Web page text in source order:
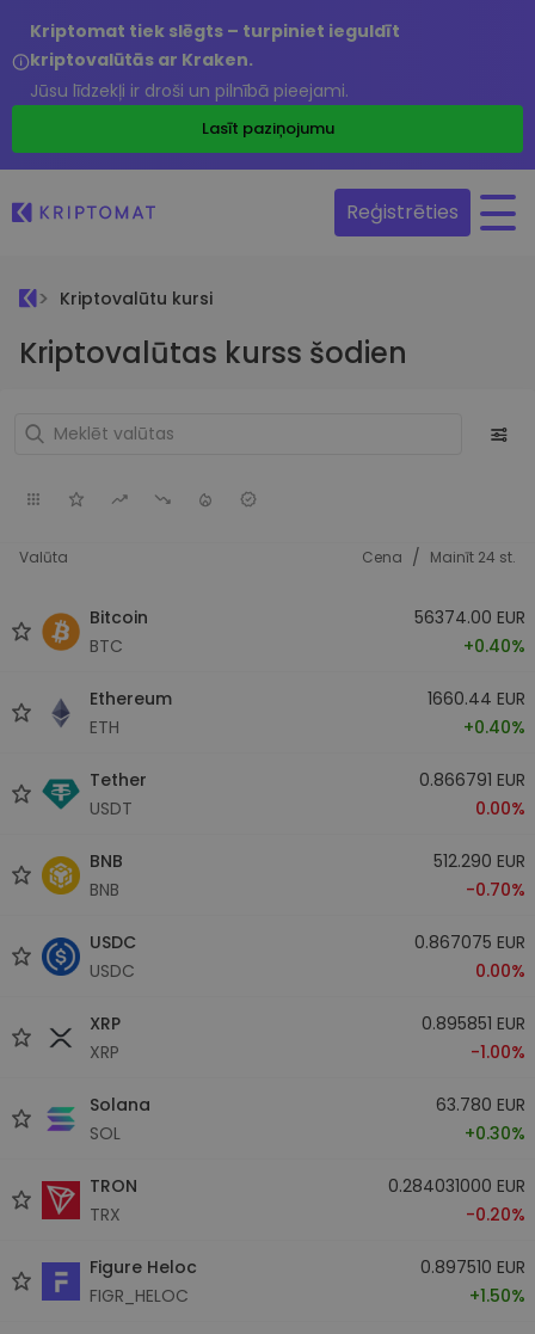
Kriptomat tiek slēgts – turpiniet ieguldīt
kriptovalūtās ar Kraken.
Jūsu līdzekļi ir droši un pilnībā pieejami.
Lasīt paziņojumu
Reģistrēties
Kriptovalūtu kursi
Kriptovalūtas kurss šodien
Valūta Cena / Mainīt 24 st.
Bitcoin
BTC
56374.00 EUR
+0.40%
Ethereum
ETH
1660.44 EUR
+0.40%
Tether
USDT
0.866791 EUR
0.00%
BNB
BNB
512.290 EUR
-0.70%
USDC
USDC
0.867075 EUR
0.00%
XRP
XRP
0.895851 EUR
-1.00%
Solana
SOL
63.780 EUR
+0.30%
TRON
TRX
0.284031000 EUR
-0.20%
Figure Heloc
FIGR_HELOC
0.897510 EUR
+1.50%